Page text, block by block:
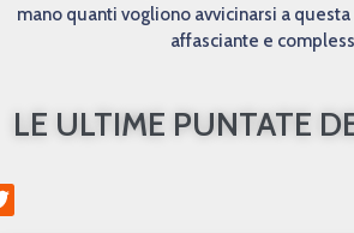
mano quanti vogliono avvicinarsi a
affasciante e
LE ULTIME PUNTATE